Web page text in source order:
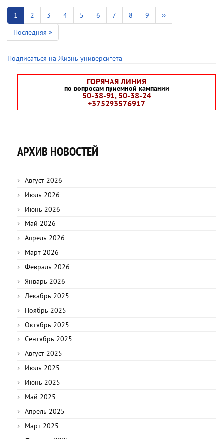
Нумерация
страниц
Текущая
страница
1 Страница
2 Страница
3 Страница
4 Страница
5 Страница
6 Страница
7 Страница
8 Страница
9
Следующая
страница
››
Последняя
страница
Последняя »
Подписаться на Жизнь университета
ГОРЯЧАЯ ЛИНИЯ
по вопросам приемной кампании
50-38-91, 50-38-24
+375293576917
АРХИВ НОВОСТЕЙ
Август 2026
Июль 2026
Июнь 2026
Май 2026
Апрель 2026
Март 2026
Февраль 2026
Январь 2026
Декабрь 2025
Ноябрь 2025
Октябрь 2025
Сентябрь 2025
Август 2025
Июль 2025
Июнь 2025
Май 2025
Апрель 2025
Март 2025